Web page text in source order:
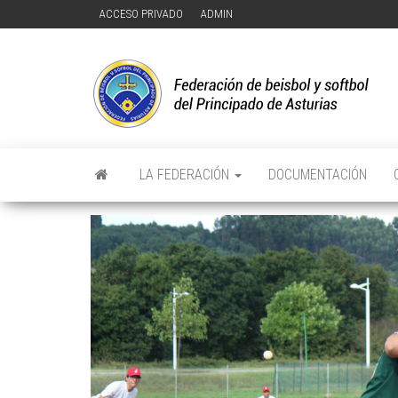
al
ACCESO PRIVADO ADMIN
DE
LA FEDERACIÓN DOCUMENTACIÓN